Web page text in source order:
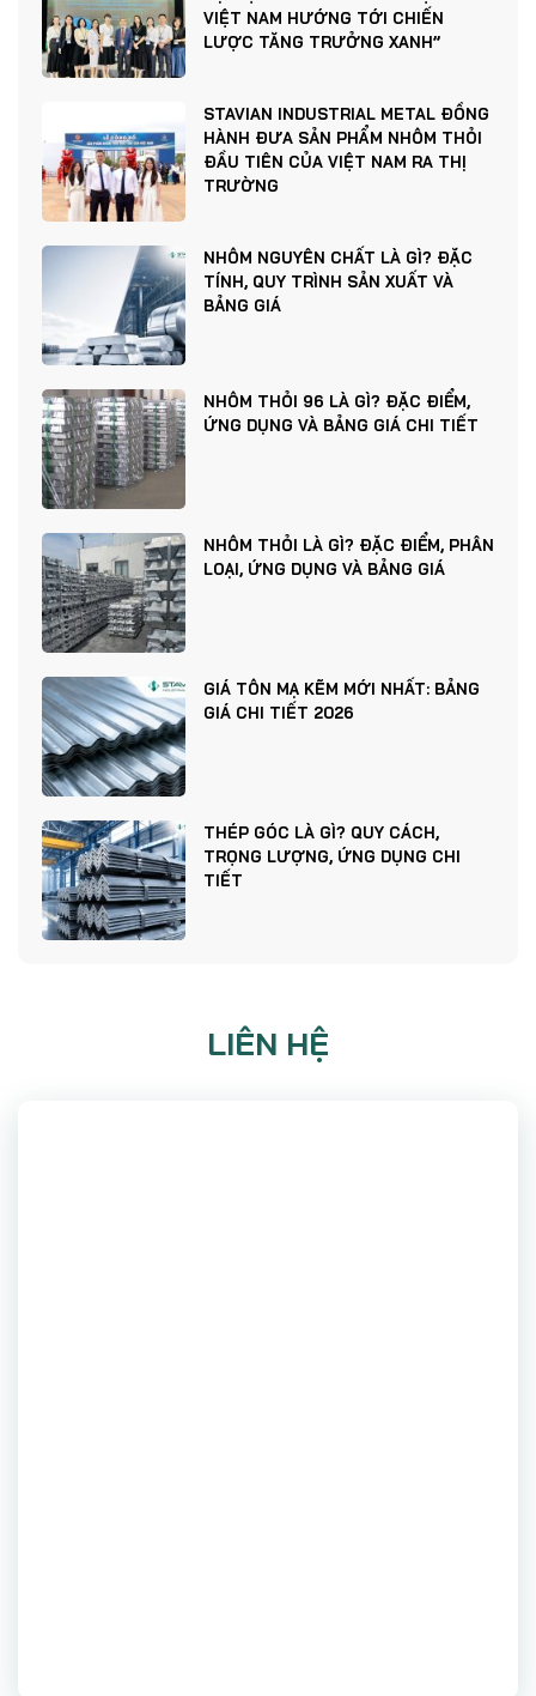
VIỆT NAM HƯỚNG TỚI CHIẾN
LƯỢC TĂNG TRƯỞNG XANH”
STAVIAN INDUSTRIAL METAL ĐỒNG
HÀNH ĐƯA SẢN PHẨM NHÔM THỎI
ĐẦU TIÊN CỦA VIỆT NAM RA THỊ
TRƯỜNG
NHÔM NGUYÊN CHẤT LÀ GÌ? ĐẶC
TÍNH, QUY TRÌNH SẢN XUẤT VÀ
BẢNG GIÁ
NHÔM THỎI 96 LÀ GÌ? ĐẶC ĐIỂM,
ỨNG DỤNG VÀ BẢNG GIÁ CHI TIẾT
NHÔM THỎI LÀ GÌ? ĐẶC ĐIỂM, PHÂN
LOẠI, ỨNG DỤNG VÀ BẢNG GIÁ
GIÁ TÔN MẠ KẼM MỚI NHẤT: BẢNG
GIÁ CHI TIẾT 2026
THÉP GÓC LÀ GÌ? QUY CÁCH,
TRỌNG LƯỢNG, ỨNG DỤNG CHI
TIẾT
LIÊN HỆ